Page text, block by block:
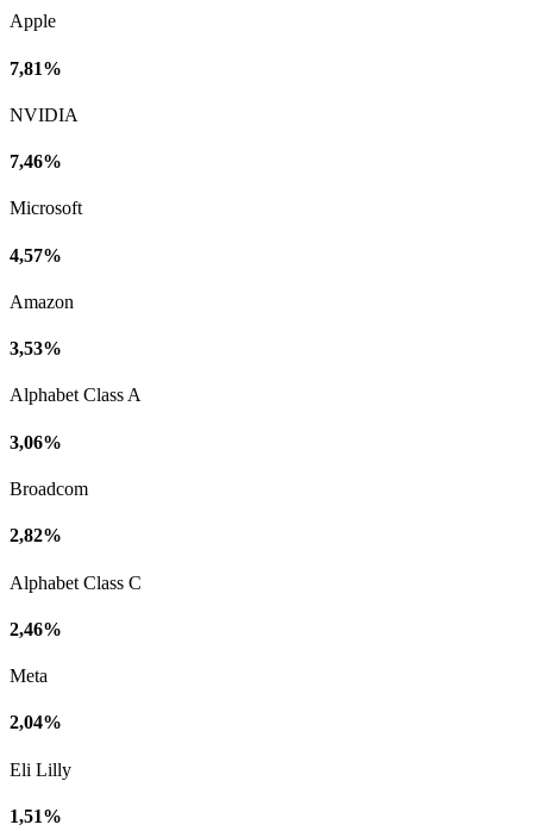
Apple
7,81%
NVIDIA
7,46%
Microsoft
4,57%
Amazon
3,53%
Alphabet Class A
3,06%
Broadcom
2,82%
Alphabet Class C
2,46%
Meta
2,04%
Eli Lilly
1,51%